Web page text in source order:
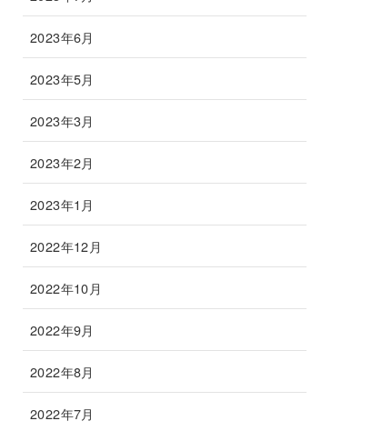
2023年6月
2023年5月
2023年3月
2023年2月
2023年1月
2022年12月
2022年10月
2022年9月
2022年8月
2022年7月